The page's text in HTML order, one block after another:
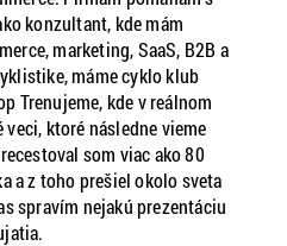
konzultant, kde mám
marketing, SaaS, B2B a
máme cyklo klub
Trenujeme, kde v reálnom
ktoré následne vieme
som viac ako 80
a z toho prešiel okolo sveta
spravím nejakú prezentáciu